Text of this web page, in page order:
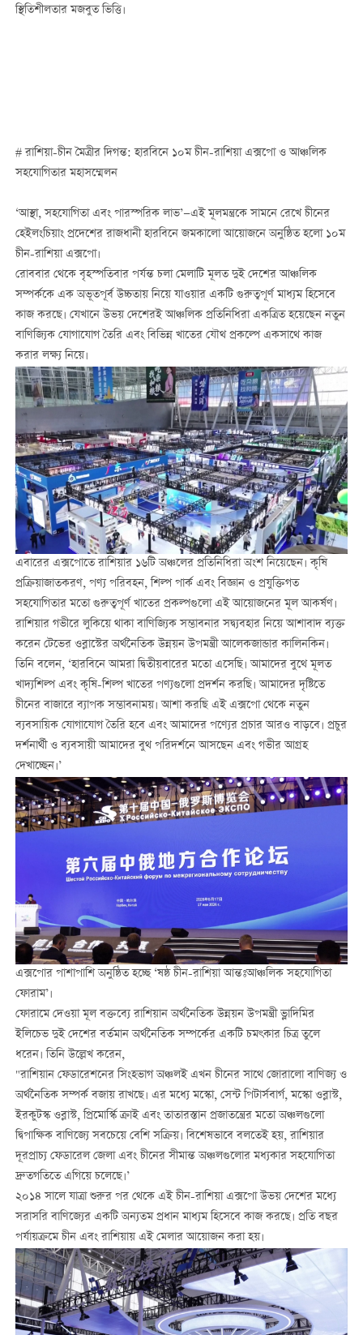
স্থিতিশীলতার মজবুত ভিত্তি।
# রাশিয়া-চীন মৈত্রীর দিগন্ত: হারবিনে ১০ম চীন-রাশিয়া এক্সপো ও আঞ্চলিক
সহযোগিতার মহাসম্মেলন
‘আস্থা, সহযোগিতা এবং পারস্পরিক লাভ’—এই মূলমন্ত্রকে সামনে রেখে চীনের
হেইলংচিয়াং প্রদেশের রাজধানী হারবিনে জমকালো আয়োজনে অনুষ্ঠিত হলো ১০ম
চীন-রাশিয়া এক্সপো।
রোববার থেকে বৃহস্পতিবার পর্যন্ত চলা মেলাটি মূলত দুই দেশের আঞ্চলিক
সম্পর্ককে এক অভূতপূর্ব উচ্চতায় নিয়ে যাওয়ার একটি গুরুত্বপূর্ণ মাধ্যম হিসেবে
কাজ করছে। যেখানে উভয় দেশেরই আঞ্চলিক প্রতিনিধিরা একত্রিত হয়েছেন নতুন
বাণিজ্যিক যোগাযোগ তৈরি এবং বিভিন্ন খাতের যৌথ প্রকল্পে একসাথে কাজ
করার লক্ষ্য নিয়ে।
এবারের এক্সপোতে রাশিয়ার ১৬টি অঞ্চলের প্রতিনিধিরা অংশ নিয়েছেন। কৃষি
প্রক্রিয়াজাতকরণ, পণ্য পরিবহন, শিল্প পার্ক এবং বিজ্ঞান ও প্রযুক্তিগত
সহযোগিতার মতো গুরুত্বপূর্ণ খাতের প্রকল্পগুলো এই আয়োজনের মূল আকর্ষণ।
রাশিয়ার গভীরে লুকিয়ে থাকা বাণিজ্যিক সম্ভাবনার সদ্ব্যবহার নিয়ে আশাবাদ ব্যক্ত
করেন টেভের ওব্লাস্টের অর্থনৈতিক উন্নয়ন উপমন্ত্রী আলেকজান্ডার কালিনকিন।
তিনি বলেন, ‘হারবিনে আমরা দ্বিতীয়বারের মতো এসেছি। আমাদের বুথে মূলত
খাদ্যশিল্প এবং কৃষি-শিল্প খাতের পণ্যগুলো প্রদর্শন করছি। আমাদের দৃষ্টিতে
চীনের বাজারে ব্যাপক সম্ভাবনাময়। আশা করছি এই এক্সপো থেকে নতুন
ব্যবসায়িক যোগাযোগ তৈরি হবে এবং আমাদের পণ্যের প্রচার আরও বাড়বে। প্রচুর
দর্শনার্থী ও ব্যবসায়ী আমাদের বুথ পরিদর্শনে আসছেন এবং গভীর আগ্রহ
দেখাচ্ছেন।’
এক্সপোর পাশাপাশি অনুষ্ঠিত হচ্ছে ‘ষষ্ঠ চীন-রাশিয়া আন্তঃআঞ্চলিক সহযোগিতা
ফোরাম’।
ফোরামে দেওয়া মূল বক্তব্যে রাশিয়ান অর্থনৈতিক উন্নয়ন উপমন্ত্রী ভ্লাদিমির
ইলিচেভ দুই দেশের বর্তমান অর্থনৈতিক সম্পর্কের একটি চমৎকার চিত্র তুলে
ধরেন। তিনি উল্লেখ করেন,
"রাশিয়ান ফেডারেশনের সিংহভাগ অঞ্চলই এখন চীনের সাথে জোরালো বাণিজ্য ও
অর্থনৈতিক সম্পর্ক বজায় রাখছে। এর মধ্যে মস্কো, সেন্ট পিটার্সবার্গ, মস্কো ওব্লাস্ট,
ইরকুটস্ক ওব্লাস্ট, প্রিমোর্স্কি ক্রাই এবং তাতারস্তান প্রজাতন্ত্রের মতো অঞ্চলগুলো
দ্বিপাক্ষিক বাণিজ্যে সবচেয়ে বেশি সক্রিয়। বিশেষভাবে বলতেই হয়, রাশিয়ার
দূরপ্রাচ্য ফেডারেল জেলা এবং চীনের সীমান্ত অঞ্চলগুলোর মধ্যকার সহযোগিতা
দ্রুতগতিতে এগিয়ে চলেছে।’
২০১৪ সালে যাত্রা শুরুর পর থেকে এই চীন-রাশিয়া এক্সপো উভয় দেশের মধ্যে
সরাসরি বাণিজ্যের একটি অন্যতম প্রধান মাধ্যম হিসেবে কাজ করছে। প্রতি বছর
পর্যায়ক্রমে চীন এবং রাশিয়ায় এই মেলার আয়োজন করা হয়।